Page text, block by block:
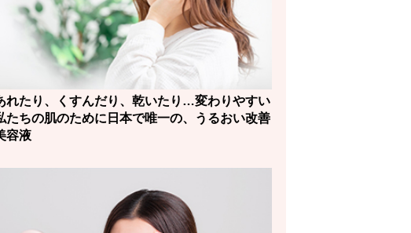
れたり、くすんだり、乾いたり…変わりやすい
たちの肌のために日本で唯一の、うるおい改善
容液